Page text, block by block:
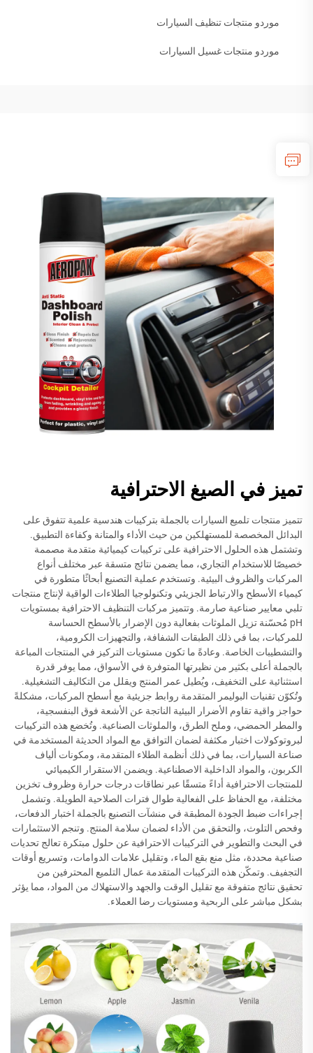
موردو منتجات تنظيف السيارات
موردو منتجات غسيل السيارات
تميز في الصيغ الاحترافية
تتميز منتجات تلميع السيارات بالجملة بتركيبات هندسية علمية تتفوق على
البدائل المخصصة للمستهلكين من حيث الأداء والمتانة وكفاءة التطبيق.
وتشتمل هذه الحلول الاحترافية على تركيبات كيميائية متقدمة مصممة
خصيصًا للاستخدام التجاري، مما يضمن نتائج متسقة عبر مختلف أنواع
المركبات والظروف البيئية. وتستخدم عملية التصنيع أبحاثًا متطورة في
كيمياء الأسطح والارتباط الجزيئي وتكنولوجيا الطلاءات الواقية لإنتاج منتجات
تلبي معايير صناعية صارمة. وتتميز مركبات التنظيف الاحترافية بمستويات
pH مُحسّنة تزيل الملوثات بفعالية دون الإضرار بالأسطح الحساسة
للمركبات، بما في ذلك الطبقات الشفافة، والتجهيزات الكرومية،
والتشطيبات الخاصة. وعادةً ما تكون مستويات التركيز في المنتجات المباعة
بالجملة أعلى بكثير من نظيرتها المتوفرة في الأسواق، مما يوفر قدرة
استثنائية على التخفيف، ويُطيل عمر المنتج ويقلل من التكاليف التشغيلية.
وتُكوّن تقنيات البوليمر المتقدمة روابط جزيئية مع أسطح المركبات، مشكلةً
حواجز واقية تقاوم الأضرار البيئية الناتجة عن الأشعة فوق البنفسجية،
والمطر الحمضي، وملح الطرق، والملوثات الصناعية. وتُخضع هذه التركيبات
لبروتوكولات اختبار مكثفة لضمان التوافق مع المواد الحديثة المستخدمة في
صناعة السيارات، بما في ذلك أنظمة الطلاء المتقدمة، ومكونات ألياف
الكربون، والمواد الداخلية الاصطناعية. ويضمن الاستقرار الكيميائي
للمنتجات الاحترافية أداءً متسقًا عبر نطاقات درجات حرارة وظروف تخزين
مختلفة، مع الحفاظ على الفعالية طوال فترات الصلاحية الطويلة. وتشمل
إجراءات ضبط الجودة المطبقة في منشآت التصنيع بالجملة اختبار الدفعات،
وفحص التلوث، والتحقق من الأداء لضمان سلامة المنتج. وتنجم الاستثمارات
في البحث والتطوير في التركيبات الاحترافية عن حلول مبتكرة تعالج تحديات
صناعية محددة، مثل منع بقع الماء، وتقليل علامات الدوامات، وتسريع أوقات
التجفيف. وتمكّن هذه التركيبات المتقدمة عمال التلميع المحترفين من
تحقيق نتائج متفوقة مع تقليل الوقت والجهد والاستهلاك من المواد، مما يؤثر
بشكل مباشر على الربحية ومستويات رضا العملاء.